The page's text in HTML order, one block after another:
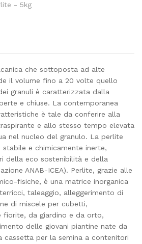
- 5kg
che sottoposta ad alte
il volume fino a 20 volte quello
granuli è caratterizzata dalla
e chiuse. La contemporanea
è tale da conferire alla
e allo stesso tempo elevata
nel nucleo del granulo. La perlite
e chimicamente inerte,
della eco sostenibilità e della
ANAB-ICEA). Perlite, grazie alle
fisiche, è una matrice inorganica
taleaggio, alleggerimento di
di miscele per cubetti,
fiorite, da giardino e da orto,
delle giovani piantine nate da
cassetta per la semina a contenitori